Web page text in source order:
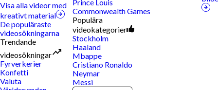
Visa alla videor med
kreativt material
De populäraste
videosökningarna
Trendande
videosökningar
Fyrverkerier
Konfetti
Valuta
Prince Louis
Commonwealth Games
Populära
videokategorier
Stockholm
Haaland
Mbappe
Cristiano Ronaldo
Neymar
Messi